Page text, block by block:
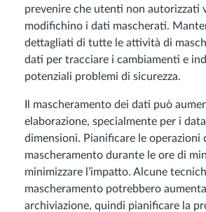
prevenire che utenti non autorizzati
modifichino i dati mascherati.
dettagliati di tutte le attività di
dati per tracciare i cambiamenti e
potenziali problemi di sicurezza.
Il mascheramento dei dati può
elaborazione, specialmente per i
dimensioni. Pianificare le operazioni
mascheramento durante le ore di
minimizzare l’impatto. Alcune
mascheramento potrebbero
archiviazione, quindi pianificare la